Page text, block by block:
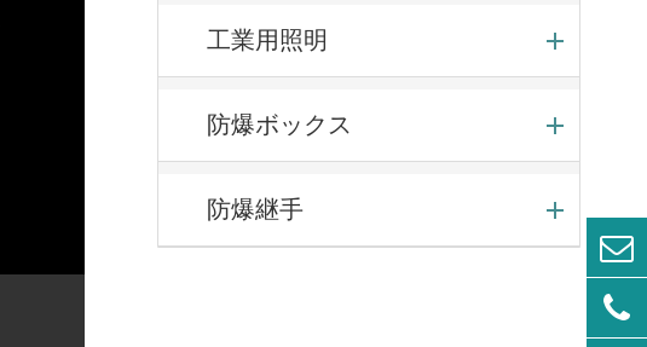
工業用照明
防爆ボックス
防爆継手